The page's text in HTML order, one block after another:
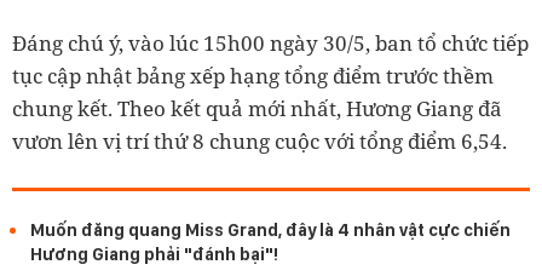
Đáng chú ý, vào lúc 15h00 ngày 30/5, ban tổ chức tiếp
tục cập nhật bảng xếp hạng tổng điểm trước thềm
chung kết. Theo kết quả mới nhất, Hương Giang đã
vươn lên vị trí thứ 8 chung cuộc với tổng điểm 6,54.
Muốn đăng quang Miss Grand, đây là 4 nhân vật cực chiến
Hương Giang phải "đánh bại"!